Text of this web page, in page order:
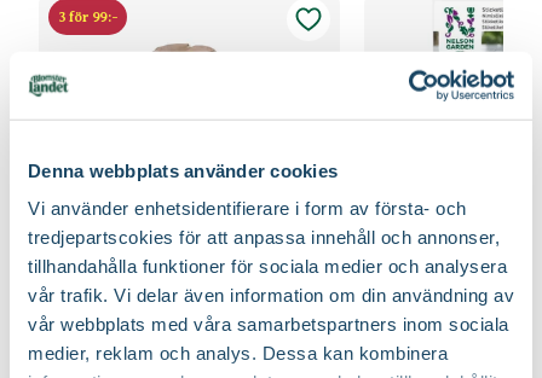
Denna webbplats använder cookies
Vi använder enhetsidentifierare i form av första- och
tredjepartscokies för att anpassa innehåll och annonser,
tillhandahålla funktioner för sociala medier och analysera
vår trafik. Vi delar även information om din användning av
vår webbplats med våra samarbetspartners inom sociala
medier, reklam och analys. Dessa kan kombinera
3 för 99:-
Fiberpots / Fiberkruka
Nelson Garden
3990
Sticketikett färg
Nelson Garden